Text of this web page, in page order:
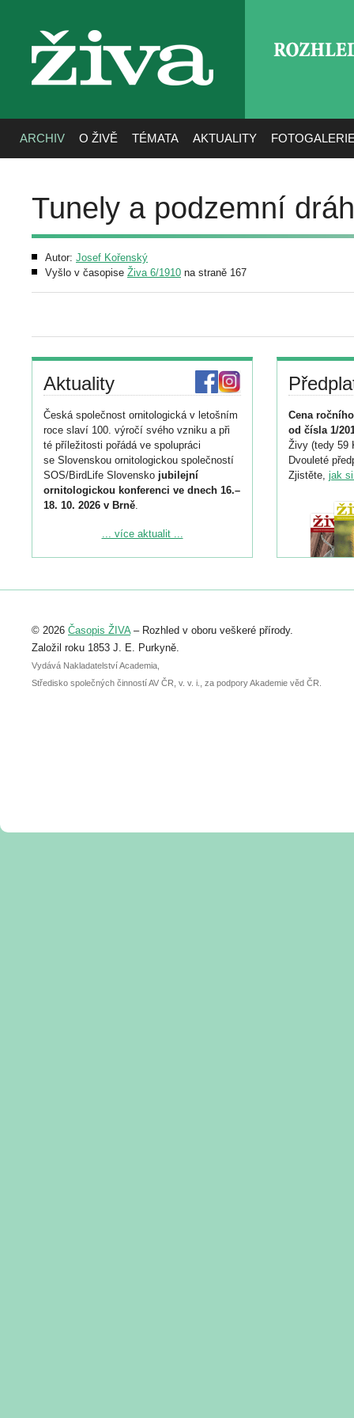
živa
ARCHIV O ŽIVĚ TÉMATA AKTUALITY
Tunely a podzemní
Autor: Josef Kořenský
Vyšlo v časopise Živa 6/1910 na straně 167
Aktuality
Česká společnost ornitologická v letošním
roce slaví 100. výročí svého vzniku a při
té příležitosti pořádá ve spolupráci
se Slovenskou ornitologickou společností
SOS/BirdLife Slovensko jubilejní
ornitologickou konferenci ve dnech 16.–
18. 10. 2026 v Brně.
Podrobnější informace ke konferenci
Registrovat se můžete do 6. září.
abstraktu přihlášené přednášky nebo
posteru je už 30. června.
... více aktualit ...
Cena
od čísla 1/
Živy (tedy 59
Dvouleté
Zjistěte, jak
© 2026 Časopis ŽIVA– Rozhled v oboru veškeré přírody.
Založil roku 1853 J. E. Purkyně.
Vydává Nakladatelství Academia,
Středisko společných činností AV ČR, v. v. i., za podpory Akademie věd ČR.